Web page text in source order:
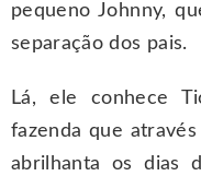
pequeno Johnny,
separação dos pais.
Lá, ele conhece
fazenda que
abrilhanta os dias